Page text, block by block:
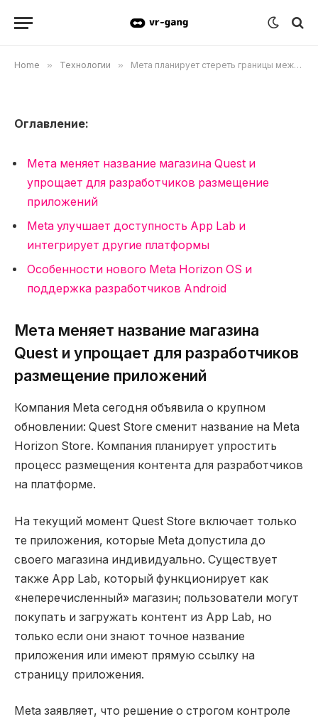
Home » Технологии » Мета планирует стереть границы между App Lab и Horizon Store, привлекая разработчиков Android-приложений.
приложений.
Оглавление:
Мета меняет название магазина Quest и
упрощает для разработчиков размещение
приложений
Meta улучшает доступность App Lab и
интегрирует другие платформы
Особенности нового Meta Horizon OS и
поддержка разработчиков Android
Мета меняет название магазина
Quest и упрощает для разработчиков
размещение приложений
Компания Meta сегодня объявила о крупном
обновлении: Quest Store сменит название на Meta
Horizon Store. Компания планирует упростить
процесс размещения контента для разработчиков
на платформе.
На текущий момент Quest Store включает только
те приложения, которые Meta допустила до
своего магазина индивидуально. Существует
также App Lab, который функционирует как
«неперечисленный» магазин; пользователи могут
покупать и загружать контент из App Lab, но
только если они знают точное название
приложения или имеют прямую ссылку на
страницу приложения.
Meta заявляет, что решение о строгом контроле